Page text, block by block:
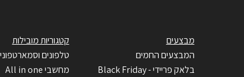
מבצעים
המבצעים החמים
בלאק פריידי - Black Friday
קטגוריות מובילות
טלפונים
מחשבי All in one